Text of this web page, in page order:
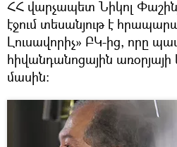
ՀՀ վարչապետ Նիկոլ
էջում տեսանյութ է
Լուսավորիչ» ԲԿ-ից, որը
հիվանդանոցային
մասին։